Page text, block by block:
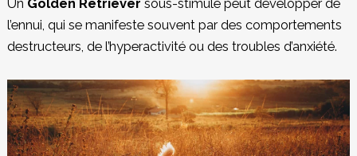
Un Golden Retriever sous-stimulé peut développer de
l’ennui, qui se manifeste souvent par des comportements
destructeurs, de l’hyperactivité ou des troubles d’anxiété.